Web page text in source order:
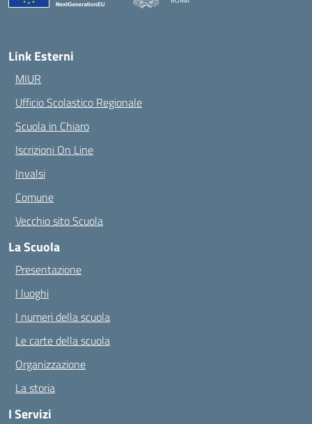
Link Esterni
MIUR
Ufficio Scolastico Regionale
Scuola in Chiaro
Iscrizioni On Line
Invalsi
Comune
Vecchio sito Scuola
La Scuola
Presentazione
I luoghi
I numeri della scuola
Le carte della scuola
Organizzazione
La storia
I Servizi